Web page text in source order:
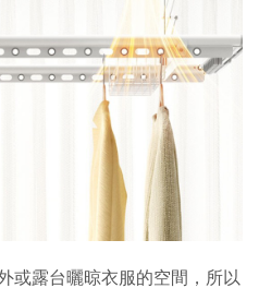
或露台曬晾衣服的空間，所以